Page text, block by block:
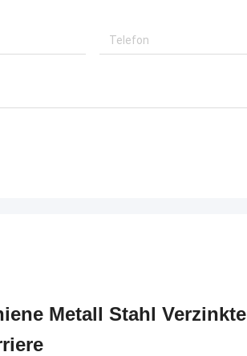
Metall Stahl Verzinkte